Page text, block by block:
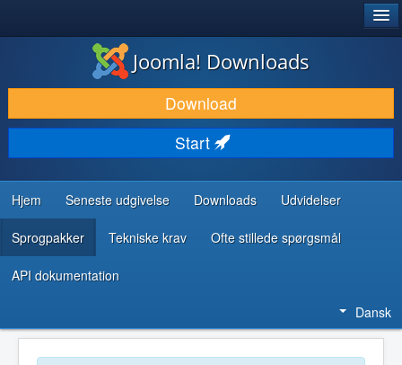
DOWNLOAD & UDVID
OPDAG & LÆR
FÆLLESSKABET & SUPPORT
UDVIKLERRESSOURCER
Joomla! Downloads
Download
Start
Hjem Seneste udgivelse Downloads Udvidelser
Sprogpakker Tekniske krav Ofte stillede spørgsmål
API dokumentation
Dansk